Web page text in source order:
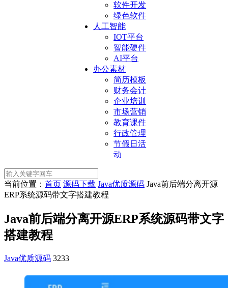
软件开发
绿色软件
人工智能
IOT平台
智能硬件
AI平台
办公素材
简历模板
财务会计
企业培训
市场营销
教育课件
行政管理
节假日活
动
当前位置： 首页 源码下载 Java优质源码 Java前后端分离开源
ERP系统源码带文字搭建教程
Java前后端分离开源ERP系统源码带文字
搭建教程
Java优质源码 3233